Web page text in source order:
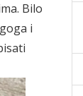
Bilo
i